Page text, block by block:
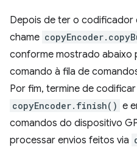
Depois de ter o codificador
chame
conforme mostrado abaixo
comando à fila de
Por fim, termine de
copyEncoder.finish() e
comandos do dispositivo
processar envios feitos via